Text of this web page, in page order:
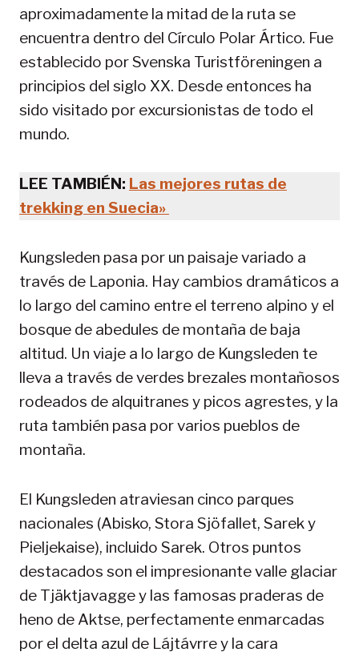
aproximadamente la mitad de la ruta se
encuentra dentro del Círculo Polar Ártico. Fue
establecido por Svenska Turistföreningen a
principios del siglo XX. Desde entonces ha
sido visitado por excursionistas de todo el
mundo.
LEE TAMBIÉN: Las mejores rutas de
trekking en Suecia»
Kungsleden pasa por un paisaje variado a
través de Laponia. Hay cambios dramáticos a
lo largo del camino entre el terreno alpino y el
bosque de abedules de montaña de baja
altitud. Un viaje a lo largo de Kungsleden te
lleva a través de verdes brezales montañosos
rodeados de alquitranes y picos agrestes, y la
ruta también pasa por varios pueblos de
montaña.
El Kungsleden atraviesan cinco parques
nacionales (Abisko, Stora Sjöfallet, Sarek y
Pieljekaise), incluido Sarek. Otros puntos
destacados son el impresionante valle glaciar
de Tjäktjavagge y las famosas praderas de
heno de Aktse, perfectamente enmarcadas
por el delta azul de Lájtávrre y la cara